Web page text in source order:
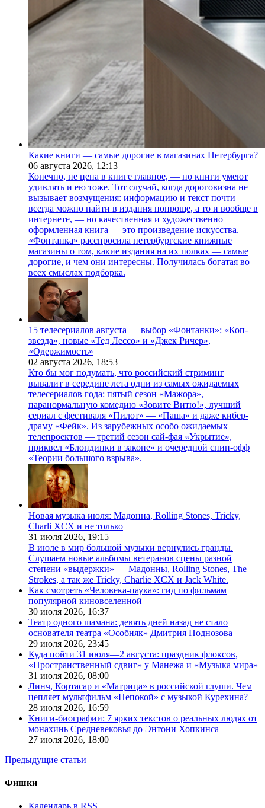
Какие книги — самые дорогие в магазинах Петербурга?
06 августа 2026, 12:13
Конечно, не цена в книге главное, — но книги умеют
удивлять и ею тоже. Тот случай, когда дороговизна не
вызывает возмущения: информацию и текст почти
всегда можно найти в издания попроще, а то и вообще в
интернете, — но качественная и художественно
оформленная книга — это произведение искусства.
«Фонтанка» расспросила петербургские книжные
магазины о том, какие издания на их полках — самые
дорогие, и чем они интересны. Получилась богатая во
всех смыслах подборка.
15 телесериалов августа — выбор «Фонтанки»: «Коп-
звезда», новые «Тед Лессо» и «Джек Ричер»,
«Одержимость»
02 августа 2026, 18:53
Кто бы мог подумать, что российский стриминг
вывалит в середине лета одни из самых ожидаемых
телесериалов года: пятый сезон «Мажора»,
паранормальную комедию «Зовите Витю!», лучший
сериал с фестиваля «Пилот» — «Паша» и даже кибер-
драму «Фейк». Из зарубежных особо ожидаемых
телепроектов — третий сезон сай-фая «Укрытие»,
приквел «Блондинки в законе» и очередной спин-офф
«Теории большого взрыва».
Новая музыка июля: Мадонна, Rolling Stones, Tricky,
Charli XCX и не только
31 июля 2026, 19:15
В июле в мир большой музыки вернулись гранды.
Слушаем новые альбомы ветеранов сцены разной
степени «выдержки» — Мадонны, Rolling Stones, The
Strokes, а так же Tricky, Charlie XCX и Jack White.
Как смотреть «Человека-паука»: гид по фильмам
популярной киновселенной
30 июля 2026, 16:37
Театр одного шамана: девять дней назад не стало
основателя театра «Особняк» Дмитрия Поднозова
29 июля 2026, 23:45
Куда пойти 31 июля—2 августа: праздник флоксов,
«Пространственный сдвиг» у Манежа и «Музыка мира»
31 июля 2026, 08:00
Линч, Кортасар и «Матрица» в российской глуши. Чем
цепляет мультфильм «Непокой» с музыкой Курехина?
28 июля 2026, 16:59
Книги-биографии: 7 ярких текстов о реальных людях от
монахинь Средневековья до Энтони Хопкинса
27 июля 2026, 18:00
Предыдущие статьи
Фишки